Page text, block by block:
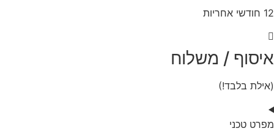
12 חודשי אחריות
איסוף / משלוח
(אילת בלבד!)
מפרט טכני